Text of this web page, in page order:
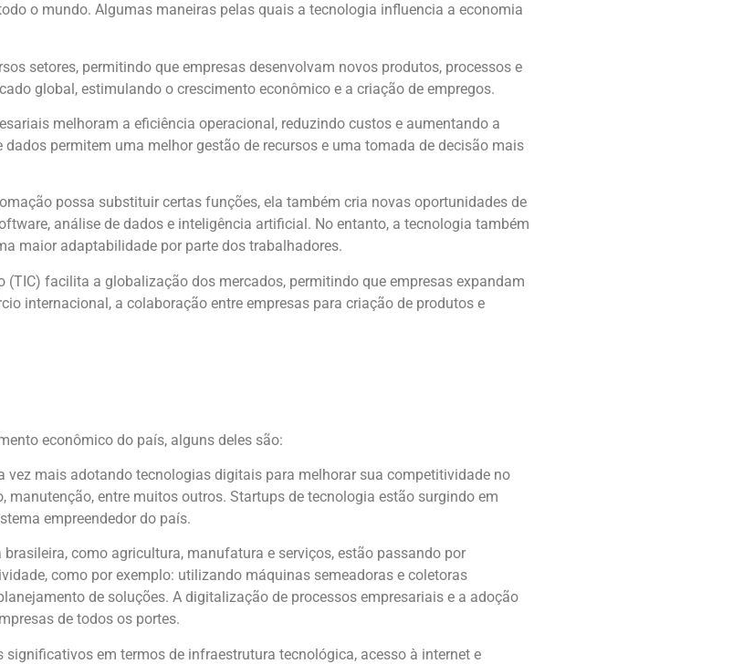
o mundo. Algumas maneiras pelas quais a tecnologia influencia a economia
setores, permitindo que empresas desenvolvam novos produtos, processos e
global, estimulando o crescimento econômico e a criação de empregos.
melhoram a eficiência operacional, reduzindo custos e aumentando a
permitem uma melhor gestão de recursos e uma tomada de decisão mais
possa substituir certas funções, ela também cria novas oportunidades de
análise de dados e inteligência artificial. No entanto, a tecnologia também
maior adaptabilidade por parte dos trabalhadores.
facilita a globalização dos mercados, permitindo que empresas expandam
internacional, a colaboração entre empresas para criação de produtos e
econômico do país, alguns deles são:
vez mais adotando tecnologias digitais para melhorar sua competitividade no
entre muitos outros. Startups de tecnologia estão surgindo em
empreendedor do país.
como agricultura, manufatura e serviços, estão passando por
como por exemplo: utilizando máquinas semeadoras e coletoras
de soluções. A digitalização de processos empresariais e a adoção
de todos os portes.
em termos de infraestrutura tecnológica, acesso à internet e